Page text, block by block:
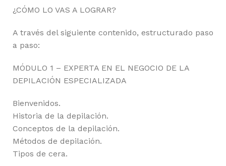
¿CÓMO LO VAS A LOGRAR?
A través del siguiente contenido, estructurado paso
a paso:
MÓDULO 1 – EXPERTA EN EL NEGOCIO DE LA
DEPILACIÓN ESPECIALIZADA
Bienvenidos.
Historia de la depilación.
Conceptos de la depilación.
Métodos de depilación.
Tipos de cera.